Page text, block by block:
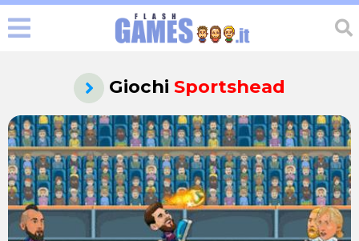
Giochi Sportshead